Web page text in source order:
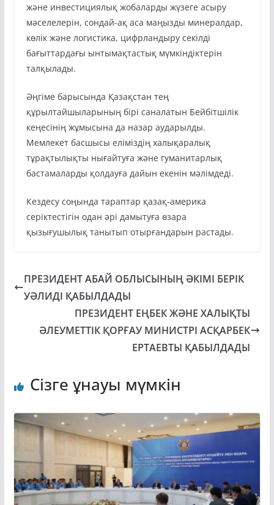
және инвестициялық жобаларды жүзеге асыру
мәселелерін, сондай-ақ аса маңызды минералдар,
көлік және логистика, цифрландыру секілді
бағыттардағы ынтымақтастық мүмкіндіктерін
талқылады.
Әңгіме барысында Қазақстан тең
құрылтайшыларының бірі саналатын Бейбітшілік
кеңесінің жұмысына да назар аударылды.
Мемлекет басшысы еліміздің халықаралық
тұрақтылықты нығайтуға және гуманитарлық
бастамаларды қолдауға дайын екенін мәлімдеді.
Кездесу соңында тараптар қазақ-америка
серіктестігін одан әрі дамытуға өзара
қызығушылық танытып отырғандарын растады.
ПРЕЗИДЕНТ АБАЙ ОБЛЫСЫНЫҢ ӘКІМІ БЕРІК
УӘЛИДІ ҚАБЫЛДАДЫ
ПРЕЗИДЕНТ ЕҢБЕК ЖӘНЕ ХАЛЫҚТЫ
ӘЛЕУМЕТТІК ҚОРҒАУ МИНИСТРІ АСҚАРБЕК
ЕРТАЕВТЫ ҚАБЫЛДАДЫ
Сізге ұнауы мүмкін